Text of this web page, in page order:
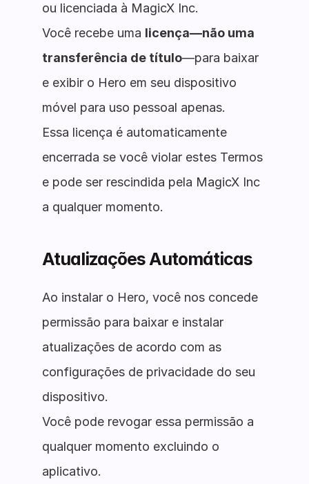
ou licenciada à MagicX Inc.
Você recebe uma licença—não uma
transferência de título—para baixar
e exibir o Hero em seu dispositivo
móvel para uso pessoal apenas.
Essa licença é automaticamente
encerrada se você violar estes Termos
e pode ser rescindida pela MagicX Inc
a qualquer momento.
Atualizações Automáticas
Ao instalar o Hero, você nos concede
permissão para baixar e instalar
atualizações de acordo com as
configurações de privacidade do seu
dispositivo.
Você pode revogar essa permissão a
qualquer momento excluindo o
aplicativo.